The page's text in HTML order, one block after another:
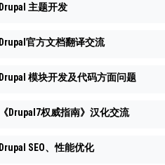
Drupal 主题开发
Drupal官方文档翻译交流
Drupal 模块开发及代码方面问题
《Drupal7权威指南》汉化交流
Drupal SEO、性能优化